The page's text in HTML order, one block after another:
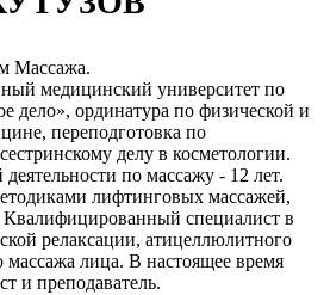
Массажа.
медицинский университет по
дело», ординатура по физической и
переподготовка по
делу в косметологии.
по массажу - 12 лет.
лифтинговых массажей,
специалист в
релаксации, атицеллюлитного
массажа лица. В настоящее время
и преподаватель.